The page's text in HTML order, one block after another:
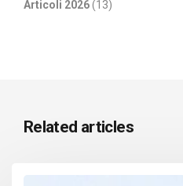
Articoli 2026(13)
Related articles